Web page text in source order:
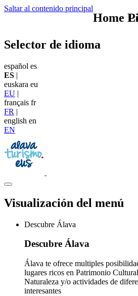
Saltar al contenido principal
Selector de idioma
español es
ES |
euskara eu
EU |
français fr
FR |
english en
EN
Visualización del menú
Descubre Álava
Descubre Álava
Álava te ofrece multiples
lugares ricos en Patrimonio
Naturaleza y/o actividades de
interesantes
Home